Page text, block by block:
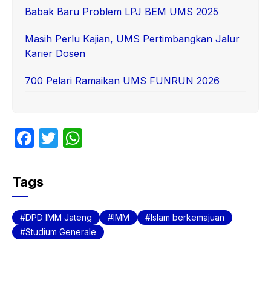
Babak Baru Problem LPJ BEM UMS 2025
Masih Perlu Kajian, UMS Pertimbangkan Jalur
Karier Dosen
700 Pelari Ramaikan UMS FUNRUN 2026
F
c
e
b
o
T
A
p
Tags
DPD IMM Jateng IMM
Islam berkemajuan
Studium Generale